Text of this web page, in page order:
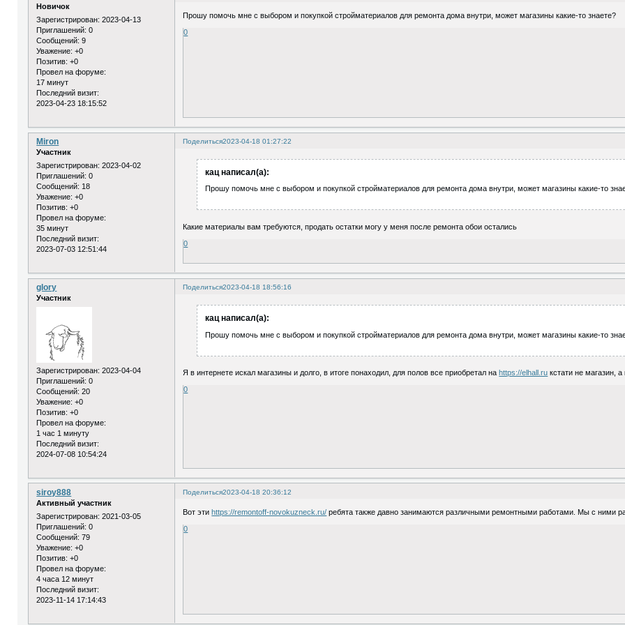
Новичок
Зарегистрирован: 2023-04-13
Приглашений: 0
Сообщений: 9
Уважение: +0
Позитив: +0
Провел на форуме:
17 минут
Последний визит:
2023-04-23 18:15:52
Прошу помочь мне с выбором и покупкой стройматериалов для ремонта дома внутри, может магазины какие-то знаете?
0
Поделиться2023-04-18 01:27:22
Miron
Участник
Зарегистрирован: 2023-04-02
Приглашений: 0
Сообщений: 18
Уважение: +0
Позитив: +0
Провел на форуме:
35 минут
Последний визит:
2023-07-03 12:51:44
кац написал(а):
Прошу помочь мне с выбором и покупкой стройматериалов для ремонта дома внутри, может магазины какие-то
Какие материалы вам требуются, продать остатки могу у меня после ремонта обои остались
0
Поделиться2023-04-18 18:56:16
glory
Участник
Зарегистрирован: 2023-04-04
Приглашений: 0
Сообщений: 20
Уважение: +0
Позитив: +0
Провел на форуме:
1 час 1 минуту
Последний визит:
2024-07-08 10:54:24
кац написал(а):
Прошу помочь мне с выбором и покупкой стройматериалов для ремонта дома внутри, может магазины какие-то
Я в интернете искал магазины и долго, в итоге понаходил, для полов все приобретал наhttps://elhall.ru кстати не магазин,
0
Поделиться2023-04-18 20:36:12
siroy888
Активный участник
Зарегистрирован: 2021-03-05
Приглашений: 0
Сообщений: 79
Уважение: +0
Позитив: +0
Провел на форуме:
4 часа 12 минут
Последний визит:
2023-11-14 17:14:43
Вот этиhttps://remontoff-novokuzneck.ru/ ребята также давно занимаются различными ремонтными работами. Мы с ними
0